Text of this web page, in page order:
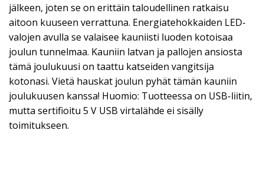
jälkeen, joten se on erittäin taloudellinen ratkaisu
aitoon kuuseen verrattuna. Energiatehokkaiden LED-
valojen avulla se valaisee kauniisti luoden kotoisaa
joulun tunnelmaa. Kauniin latvan ja pallojen ansiosta
tämä joulukuusi on taattu katseiden vangitsija
kotonasi. Vietä hauskat joulun pyhät tämän kauniin
joulukuusen kanssa! Huomio: Tuotteessa on USB-liitin,
mutta sertifioitu 5 V USB virtalähde ei sisälly
toimitukseen.